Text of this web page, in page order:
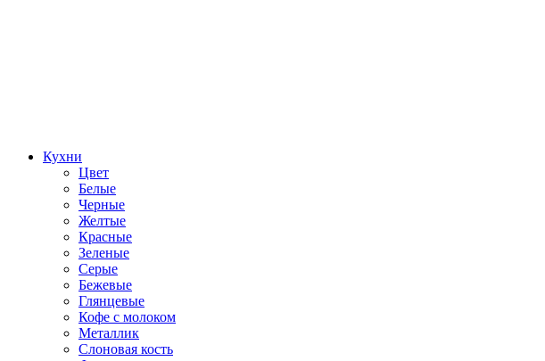
Кухни
Цвет
Белые
Черные
Желтые
Красные
Зеленые
Серые
Бежевые
Глянцевые
Кофе с молоком
Металлик
Слоновая кость